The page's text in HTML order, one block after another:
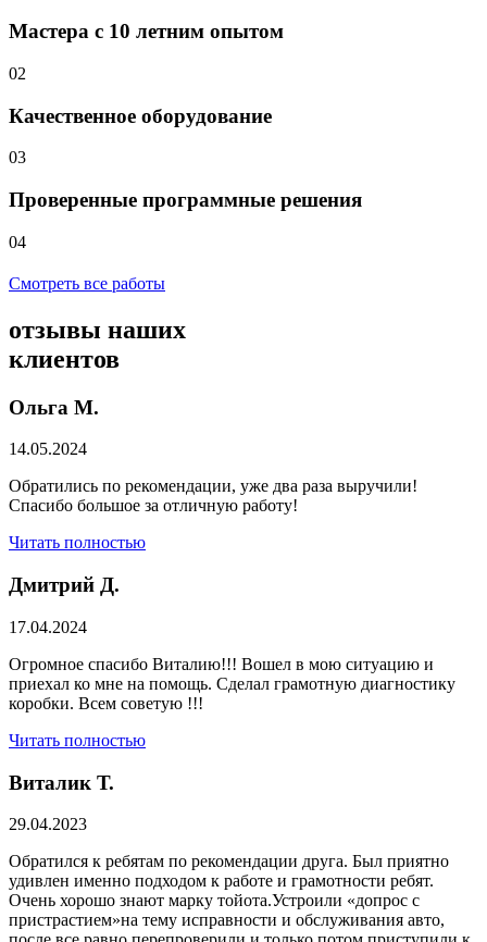
Мастера с 10 летним опытом
02
Качественное оборудование
03
Проверенные программные решения
04
Смотреть все работы
отзывы наших
клиентов
Ольга М.
14.05.2024
Обратились по рекомендации, уже два раза выручили!
Спасибо большое за отличную работу!
Читать полностью
Дмитрий Д.
17.04.2024
Огромное спасибо Виталию!!! Вошел в мою ситуацию и
приехал ко мне на помощь. Сделал грамотную диагностику
коробки. Всем советую !!!
Читать полностью
Виталик Т.
29.04.2023
Обратился к ребятам по рекомендации друга. Был приятно
удивлен именно подходом к работе и грамотности ребят.
Очень хорошо знают марку тойота.Устроили «допрос с
пристрастием»на тему исправности и обслуживания авто,